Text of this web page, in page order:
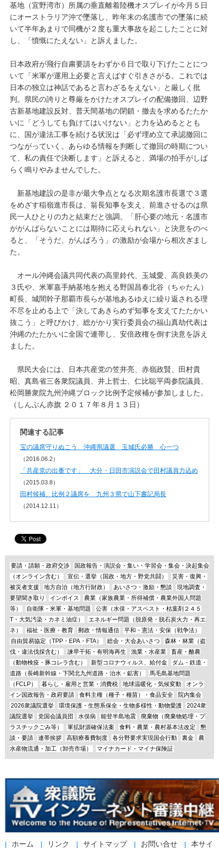
基地（宜野湾市）所属の垂直離着陸機オスプレイが今月５日
にオーストラリア沖で墜落し、昨年末の名護市での墜落に続
いて半年あまりで同機が２度も重大事故を起こしたことに対
し、「憤慨にたえない」と訴えました。
日本政府が飛行自粛要請をわずか６日で取り下げたことにつ
いて「米軍が運用上必要と言えばすぐ引きさがる。これでは
日本の独立は神話であると言わざるをえない」と厳しく批
判。県民の誇りと尊厳をかけたオスプレイの配備撤回、辺野
古新基地建設反対、普天間基地の閉鎖・撤去を求めるたたか
いに「どうしても負けてはいけない」と力を込めるととも
に、国が違法工事を続ける状況は「必ず埋め立て承認撤回に
つながっていく。あらゆる情報を判断して撤回の時期につい
て、私の責任で決断します」と訴えると、満場の拍手がしば
らく鳴りやみませんでした。
新基地建設の是非が最大争点となる次期名護市長選で３選
をめざす稲嶺進市長は、翁長知事を支え、前進させるのは県
民一人ひとりの力と結束だと強調。「肝心要の地元・名護市
ががんばらないことには期待に応えられない」と決意をのべ
ると、「そうだ、がんばろう」の激励が会場から相次ぎまし
た。
オール沖縄会議共同代表の高里鈴代、玉城愛、高良鉄美の
３氏や、米軍嘉手納基地を抱える野国昌春北谷（ちゃたん）
町長、城間幹子那覇市長らが基地あるゆえに繰り返される理
不尽を止める上で「決してあきらめず知事を支えてたたかい
抜こう」と呼びかけ、総がかり実行委員会の福山真劫代表は
沖縄のたたかいに全国で連帯し、安倍政権を倒す決意を訴え
ました。
県民大会には、日本共産党の笠井亮、赤嶺政賢、田村貴
昭、真島省三各衆院議員、井上哲士、仁比聡平両参院議員、
松岡勝衆院九州沖縄ブロック比例予定候補が参加しました。
（しんぶん赤旗 ２０１７年８月１３日）
関連する記事
宝の議席守りぬこう 沖縄県議選 玉城氏必勝 心一つ
（2016.06.2）
「共産党の出番です」 大分・日田市演説会で田村議員力込め
（2015.03.8）
田村候補、比例２議席を 九州３県で山下書記局長
（2014.12.11）
要請・請願・政府交渉
国政報告・演説会・集い・学習会・集会・決起集会
（オンライン含む）
宣伝・選挙（国政・地方・野党共闘）
災害・復興・
被災者支援
地方自治（地方行財政） あいさつ・激励・懇談
現地調査・
要望聞き取り
インボイス
農業（家族農業・所得補償・農業外国人問題
等）
自衛隊・米軍・基地問題
公害（水俣・アスベスト・枯葉剤２４５
T・大気汚染・カネミ油症）
エネルギー問題（脱原発・脱石炭火力・再エ
ネ）
福祉・医療・教育 郵政・情報通信
平和・憲法・安保（戦争法）
自由貿易協定（TPP・EPA・FTA）
総会・大会あいさつ
森林・林業（盗
伐・違法伐採含む）
諫早干拓・有明海再生 漁業・水産業
畜産・酪農
（動物検疫・豚コレラ含む）
新型コロナウィルス、給付金
ダム・鉄道・
道路（長崎新幹線・下関北九州道路・治水・鉱害）
馬毛島基地問題
（FCLP）
暮らし・雇用と営業・消費税 地球温暖化・気候変動
オンラ
イン国政報告・政府要請
食料主権（種子・種苗）・食品安全
院内集会
2026衆議院選挙
環境保護・生態系保全・生物多様性・動物愛護
2024衆
議院選挙
党国会議員団 水俣病 能登半島地震
廃棄物（廃棄物処理・プ
ラスチックごみ等）
軍拡財源確保法案 食料・農業・農村基本法改定
懇
談・要請
連帯挨拶 高額療養費制度 各分野要求実現国会行動 裏金
農
水産物流通・加工（卸売市場）
マイナカード・マイナ保険証
ホーム リンク サイトマップ お問い合せ 本サイ